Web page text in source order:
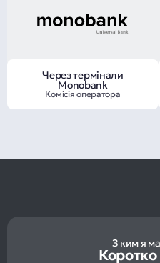
Комісія оператора
Через термінали
Monobank
З ким я